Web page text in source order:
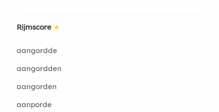
Rijmscore ★
aangordde
aangordden
aangorden
aanporde